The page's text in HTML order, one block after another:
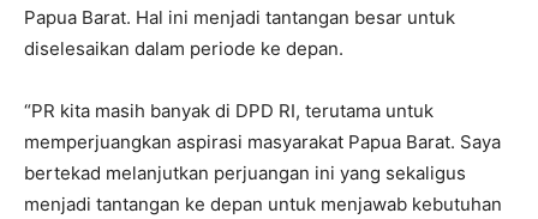
Papua Barat. Hal ini menjadi tantangan besar untuk
diselesaikan dalam periode ke depan.
“PR kita masih banyak di DPD RI, terutama untuk
memperjuangkan aspirasi masyarakat Papua Barat. Saya
bertekad melanjutkan perjuangan ini yang sekaligus
menjadi tantangan ke depan untuk menjawab kebutuhan